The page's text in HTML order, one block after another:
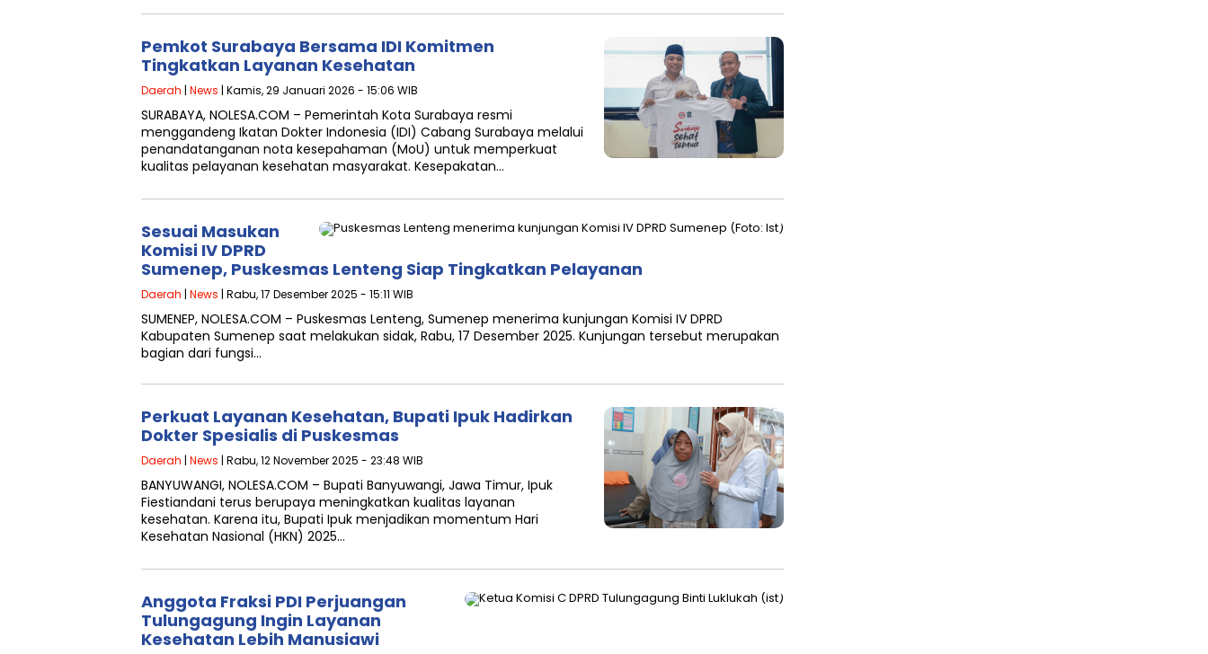
Pemkot Surabaya Bersama IDI Komitmen
Tingkatkan Layanan Kesehatan
Daerah | News | Kamis, 29 Januari 2026 - 15:06 WIB
SURABAYA, NOLESA.COM – Pemerintah Kota Surabaya resmi
menggandeng Ikatan Dokter Indonesia (IDI) Cabang Surabaya melalui
penandatanganan nota kesepahaman (MoU) untuk memperkuat
kualitas pelayanan kesehatan masyarakat. Kesepakatan…
Sesuai Masukan
Komisi IV DPRD
Sumenep, Puskesmas Lenteng Siap Tingkatkan Pelayanan
Daerah | News | Rabu, 17 Desember 2025 - 15:11 WIB
SUMENEP, NOLESA.COM – Puskesmas Lenteng, Sumenep menerima kunjungan Komisi IV DPRD
Kabupaten Sumenep saat melakukan sidak, Rabu, 17 Desember 2025. Kunjungan tersebut merupakan
bagian dari fungsi…
Perkuat Layanan Kesehatan, Bupati Ipuk Hadirkan
Dokter Spesialis di Puskesmas
Daerah | News | Rabu, 12 November 2025 - 23:48 WIB
BANYUWANGI, NOLESA.COM – Bupati Banyuwangi, Jawa Timur, Ipuk
Fiestiandani terus berupaya meningkatkan kualitas layanan
kesehatan. Karena itu, Bupati Ipuk menjadikan momentum Hari
Kesehatan Nasional (HKN) 2025…
Anggota Fraksi PDI Perjuangan
Tulungagung Ingin Layanan
Kesehatan Lebih Manusiawi